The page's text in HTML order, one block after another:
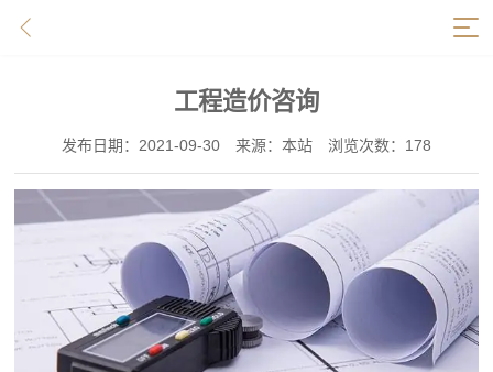
工程造价咨询
发布日期：2021-09-30 来源：本站 浏览次数：178